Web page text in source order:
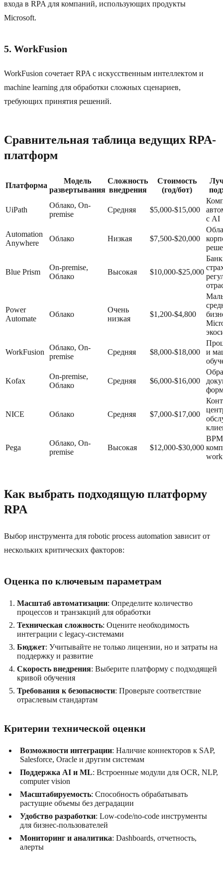
входа в RPA для компаний, использующих продукты
Microsoft.
5. WorkFusion
WorkFusion сочетает RPA с искусственным интеллектом и
machine learning для обработки сложных сценариев,
требующих принятия решений.
Сравнительная таблица ведущих RPA-
платформ
Платформа
Модель
развертывания
Сложность
внедрения
Стоимость
(год/бот)
UiPath
Облако, On-
premise
Средняя $5,000-$15,000
с AI
Automation
Anywhere
Облако Низкая $7,500-$20,000
Blue Prism
On-premise,
Облако
Высокая $10,000-$25,000
Power
Automate
Облако
Очень
низкая
$1,200-$4,800
WorkFusion
Облако, On-
premise
Средняя $8,000-$18,000
и
Kofax
On-premise,
Облако
Средняя $6,000-$16,000
NICE Облако Средняя $7,000-$17,000
Pega
Облако, On-
premise
Высокая $12,000-$30,000
Как выбрать подходящую платформу
RPA
Выбор инструмента для robotic process automation зависит от
нескольких критических факторов:
Оценка по ключевым параметрам
Масштаб автоматизации: Определите количество
процессов и транзакций для обработки
Техническая сложность: Оцените необходимость
интеграции с legacy-системами
Бюджет: Учитывайте не только лицензии, но и затраты на
поддержку и развитие
Скорость внедрения: Выберите платформу с подходящей
кривой обучения
Требования к безопасности: Проверьте соответствие
отраслевым стандартам
Критерии технической оценки
Возможности интеграции: Наличие коннекторов к SAP,
Salesforce, Oracle и другим системам
Поддержка AI и ML: Встроенные модули для OCR, NLP,
computer vision
Масштабируемость: Способность обрабатывать
растущие объемы без деградации
Удобство разработки: Low-code/no-code инструменты
для бизнес-пользователей
Мониторинг и аналитика: Dashboards, отчетность,
алерты